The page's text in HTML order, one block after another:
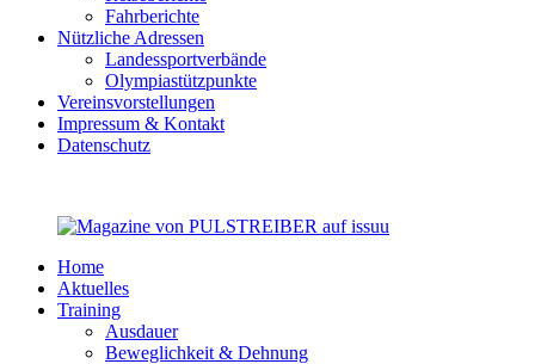
Fahrberichte
Nützliche Adressen
Landessportverbände
Olympiastützpunkte
Vereinsvorstellungen
Impressum & Kontakt
Datenschutz
Home
Aktuelles
Training
Ausdauer
Beweglichkeit & Dehnung